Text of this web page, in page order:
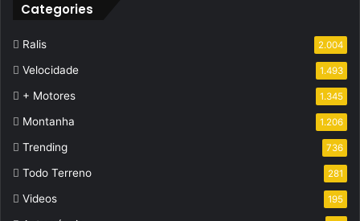
Categories
Ralis 2.004
Velocidade 1.493
+ Motores 1.345
Montanha 1.206
Trending 736
Todo Terreno 281
Videos 195